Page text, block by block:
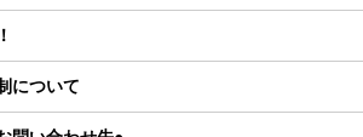
について